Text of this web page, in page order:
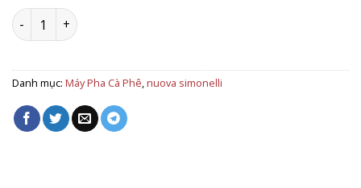
Máy pha cà phê Nuova Simonelli Appia Life 1Gr Vol số
Danh mục: Máy Pha Cà Phê,nuova simonelli